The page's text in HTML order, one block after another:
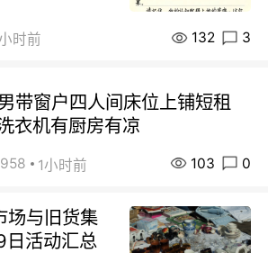
时前 132 3
带窗户四人间床位上铺短租
衣机有厨房有凉
1小时前 103 0
场与旧货集
活动汇总